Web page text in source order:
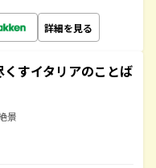
詳細を見る
すイタリアのことば
景